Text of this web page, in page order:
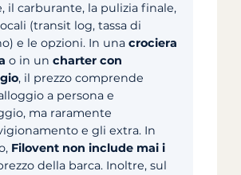
il carburante, la pulizia finale,
(transit log, tassa di
e le opzioni. In una crociera
o in un charter con
, il prezzo comprende
a persona e
ma raramente
e gli extra. In
Filovent non include mai i
della barca. Inoltre, sul